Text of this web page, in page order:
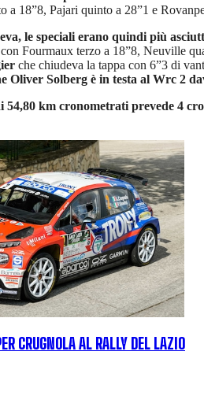
a 18”8, Pajari quinto a 28”1 e
le speciali erano quindi più
Fourmaux terzo a 18”8, Neuville
che chiudeva la tappa con 6”3 di
Oliver Solberg è in testa al Wrc 2
54,80 km cronometrati prevede 4
CRUGNOLA AL RALLY DEL LAZIO